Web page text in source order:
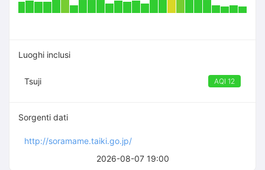
2026-08-07 19:00
Luoghi inclusi
Tsuji AQI 12
Sorgenti dati
http://soramame.taiki.go.jp/